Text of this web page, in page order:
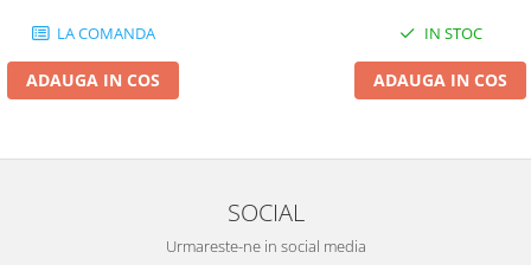
LA COMANDA
ADAUGA IN COS
IN STOC
ADAUGA IN COS
SOCIAL
Urmareste-ne in social media